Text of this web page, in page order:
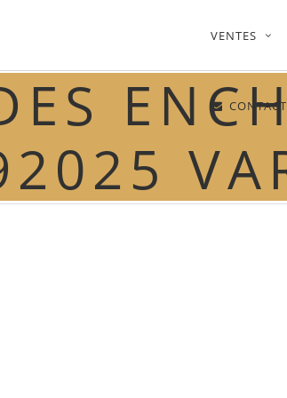
VENTES
CONTACT